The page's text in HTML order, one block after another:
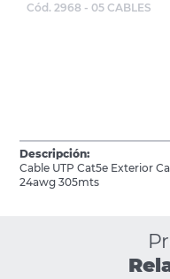
Cód. 2968 - 05 CABLES
Descripción:
Cable UTP Cat5e Exterior
24awg 305mts